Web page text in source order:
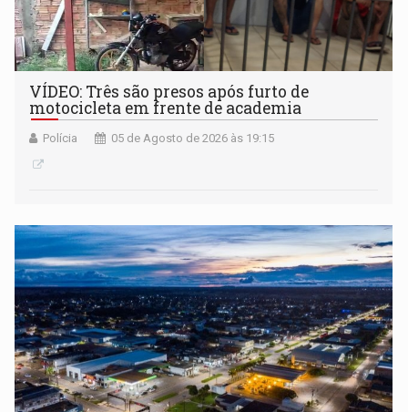
VÍDEO: Três são presos após furto de
motocicleta em frente de academia
Polícia 05 de Agosto de 2026 às 19:15